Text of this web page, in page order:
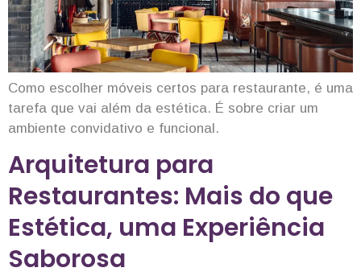
Como escolher móveis certos para restaurante, é uma
tarefa que vai além da estética. É sobre criar um
ambiente convidativo e funcional.
Arquitetura para
Restaurantes: Mais do que
Estética, uma Experiência
Saborosa